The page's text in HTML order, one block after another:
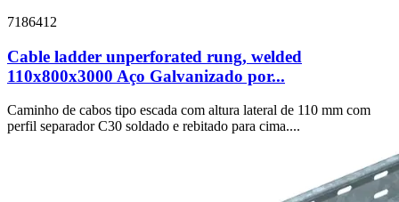
7186412
Cable ladder unperforated rung, welded
110x800x3000 Aço Galvanizado por...
Caminho de cabos tipo escada com altura lateral de 110 mm com
perfil separador C30 soldado e rebitado para cima....